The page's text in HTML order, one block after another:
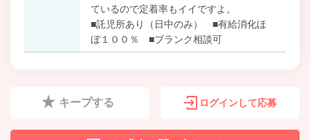
ているので定着率もイイですよ。
■託児所あり（日中のみ） ■有給消化ほ
ぼ１００％ ■ブランク相談可
キープする ログインして応募